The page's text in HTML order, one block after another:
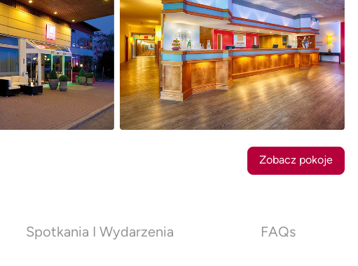
Zobacz pokoje
Spotkania I Wydarzenia FAQs